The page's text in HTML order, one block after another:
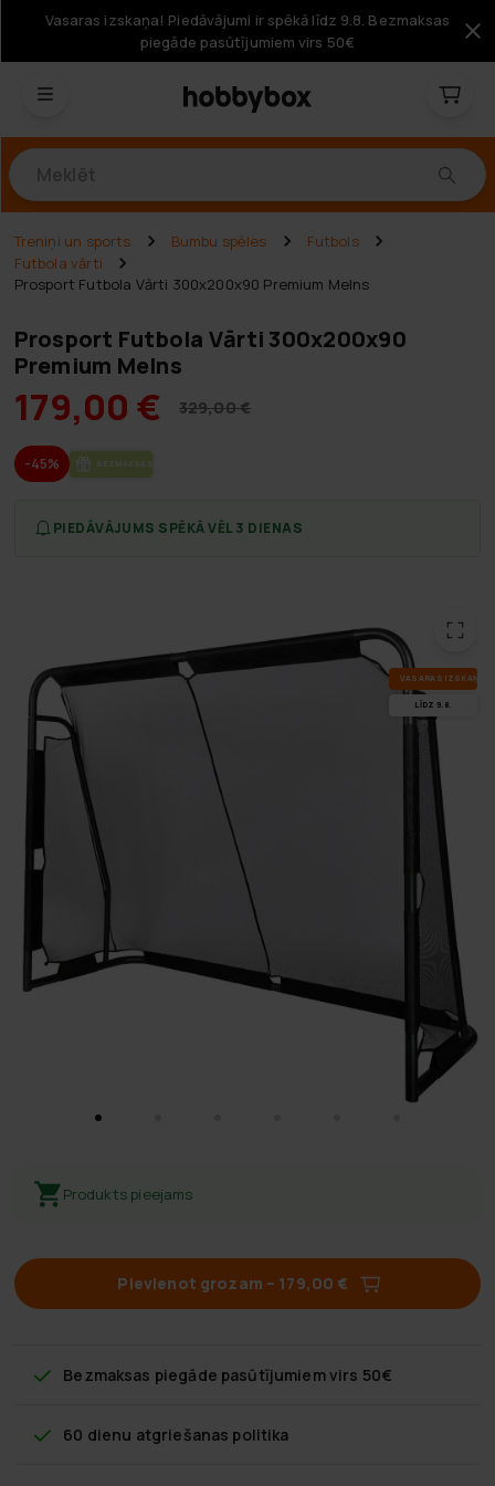
Vasaras izskaņa! Piedāvājumi ir spēkā līdz 9.8. Bezmaksas
piegāde pasūtījumiem virs 50€
Treniņi un sports Bumbu spēles
Futbols
Futbola vārti
Prosport Futbola Vārti 300x200x90 Premium Melns
Prosport Futbola Vārti 300x200x90
Premium Melns
179,00 € 329,00 €
-45% BEZ­MAK­SAS PIE­GĀ­DE
PIEDĀVĀJUMS SPĒKĀ VĒL 3 DIENAS
VA­SA­RAS IZ­SKA­ŅA
LĪDZ 9.8.
Produkts pieejams
Pievienot grozam – 179,00 €
Bezmaksas piegāde pasūtījumiem virs 50€
60 dienu atgriešanas politika